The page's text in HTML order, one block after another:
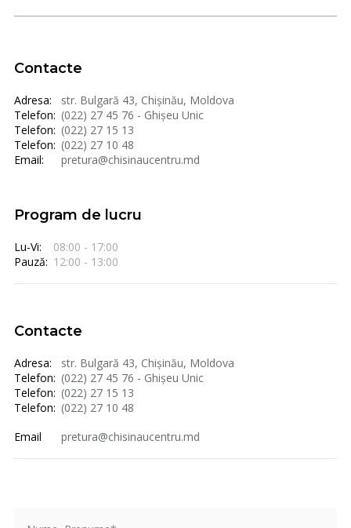
Contacte
Adresa:
str. Bulgară 43, Chișinău, Moldova
Telefon: (022) 27 45 76 - Ghișeu Unic
Telefon: (022) 27 15 13
Telefon: (022) 27 10 48
Email:
pretura@chisinaucentru.md
Program de lucru
Lu-Vi:
08:00 - 17:00
Pauză: 12:00 - 13:00
Contacte
Adresa:
str. Bulgară 43, Chișinău, Moldova
Telefon: (022) 27 45 76 - Ghișeu Unic
Telefon: (022) 27 15 13
Telefon: (022) 27 10 48
Email
pretura@chisinaucentru.md